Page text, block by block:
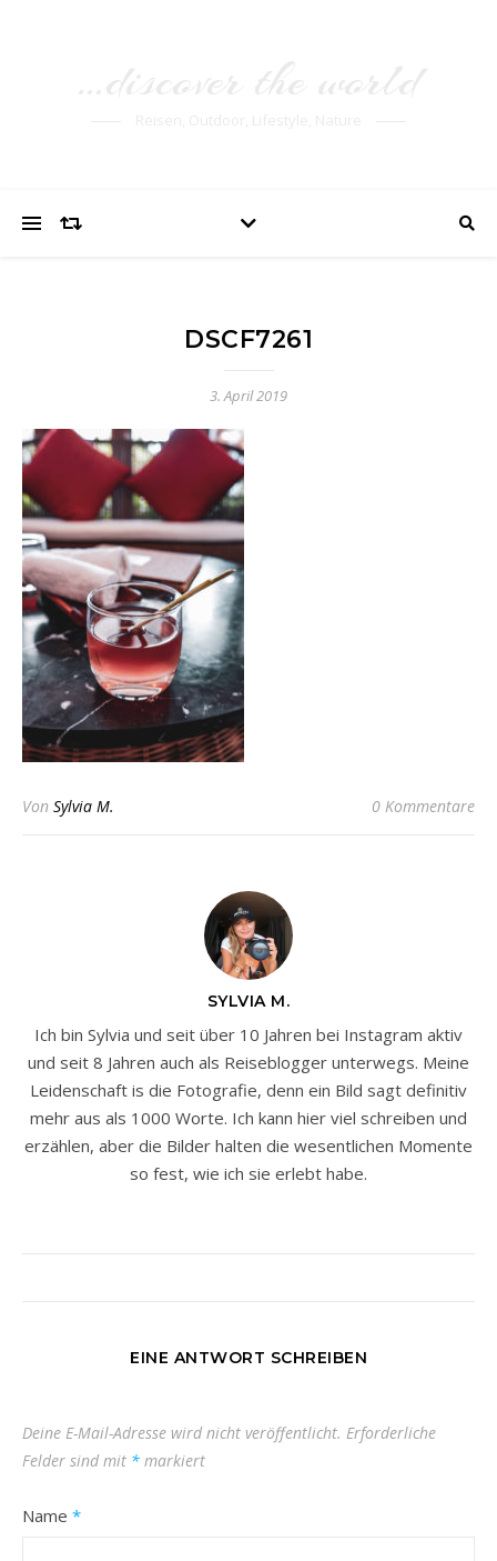
DSCF7261
3. April 2019
Von Sylvia M. 0 Kommentare
SYLVIA M.
Ich bin Sylvia und seit über 10 Jahren bei Instagram aktiv
und seit 8 Jahren auch als Reiseblogger unterwegs. Meine
Leidenschaft is die Fotografie, denn ein Bild sagt definitiv
mehr aus als 1000 Worte. Ich kann hier viel schreiben und
erzählen, aber die Bilder halten die wesentlichen Momente
so fest, wie ich sie erlebt habe.
EINE ANTWORT SCHREIBEN
Deine E-Mail-Adresse wird nicht veröffentlicht. Erforderliche
Felder sind mit * markiert
Name *